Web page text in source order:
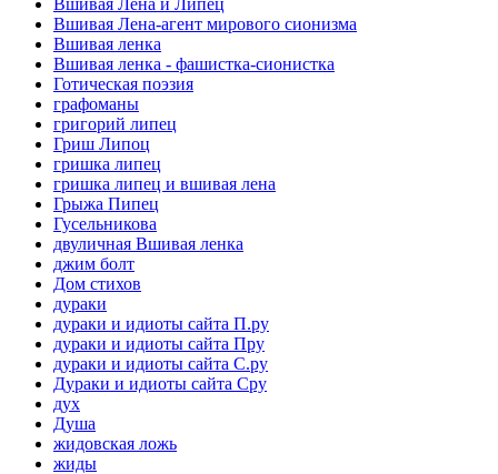
Вшивая Лена-агент мирового сионизма
Вшивая ленка
Вшивая ленка - фашистка-сионистка
Готическая поэзия
графоманы
григорий липец
Гриш Липоц
гришка липец
гришка липец и вшивая лена
Грыжа Пипец
Гусельникова
двуличная Вшивая ленка
джим болт
Дом стихов
дураки
дураки и идиоты сайта П.ру
дураки и идиоты сайта Пру
дураки и идиоты сайта С.ру
Дураки и идиоты сайта Сру
дух
Душа
жидовская ложь
жиды